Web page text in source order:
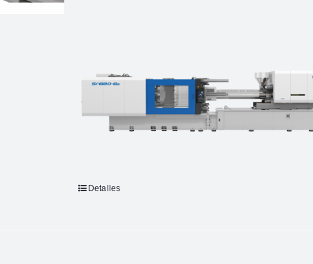
Detalles